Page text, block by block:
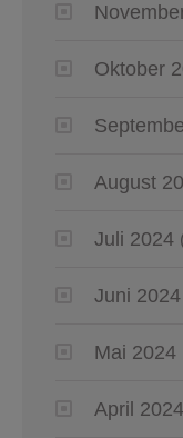
Oktober
August
Juli 2024
Juni 2024
Mai 2024
April 2024